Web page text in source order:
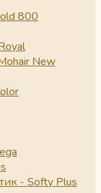
800
New
- Softy Plus